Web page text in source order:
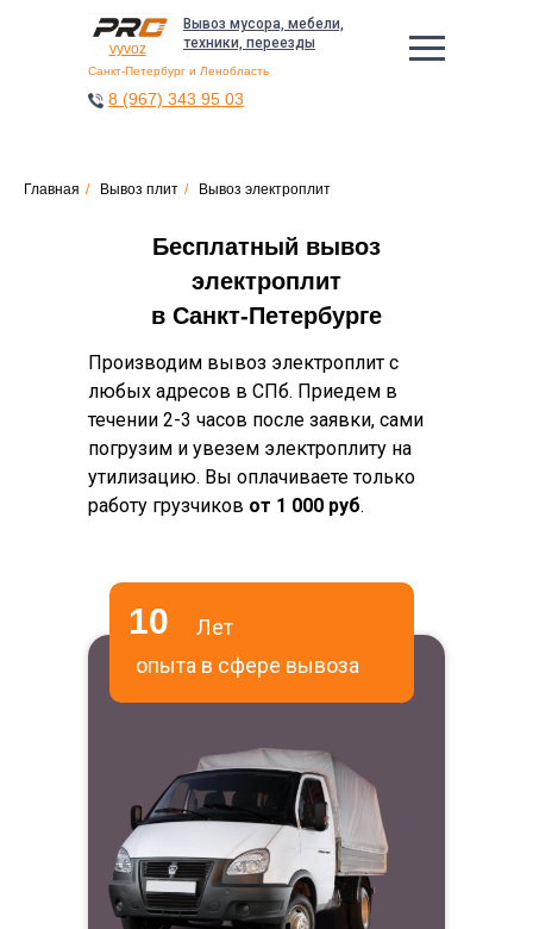
vyvoz
Вывоз мусора, мебели,
техники, переезды
Санкт-Петербург и Ленобласть
8 (967) 343 95 03
Главная / Вывоз плит / Вывоз электроплит
Бесплатный вывоз
электроплит
в Санкт-Петербурге
Производим вывоз электроплит с
любых адресов в СПб. Приедем в
течении 2-3 часов после заявки, сами
погрузим и увезем электроплиту на
утилизацию. Вы оплачиваете только
работу грузчиков от 1 000 руб.
10
Лет
опыта в сфере вывоза